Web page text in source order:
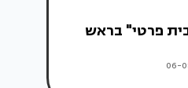
ה-18: "בית פרטי" בראש
06-